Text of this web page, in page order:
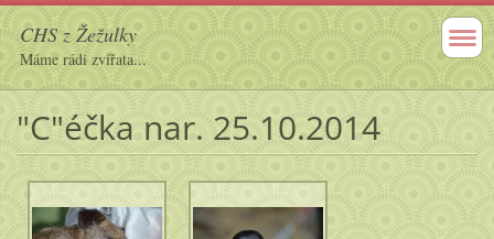
CHS z Žežulky
Máme rádi zvířata...
"C"éčka nar. 25.10.2014